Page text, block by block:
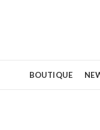
BOUTIQUE